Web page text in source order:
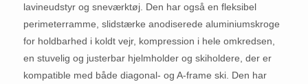
lavineudstyr og sneværktøj. Den har også en fleksibel
perimeterramme, slidstærke anodiserede aluminiumskroge
for holdbarhed i koldt vejr, kompression i hele omkredsen,
en stuvelig og justerbar hjelmholder og skiholdere, der er
kompatible med både diagonal- og A-frame ski. Den har